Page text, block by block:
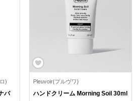
)
パ
Pleuvoir(プルヴワ)
ハンドクリーム Morning Soil 30ml